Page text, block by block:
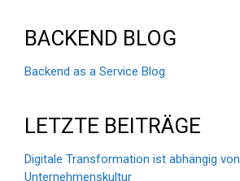
BACKEND BLOG
Backend as a Service Blog
LETZTE BEITRÄGE
Digitale Transformation ist abhängig von
Unternehmenskultur